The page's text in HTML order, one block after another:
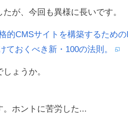
が、今回も異様に長いです。
的CMSサイトを構築するため
ておくべき新・100の法則。
ょうか。
ホントに苦労した...